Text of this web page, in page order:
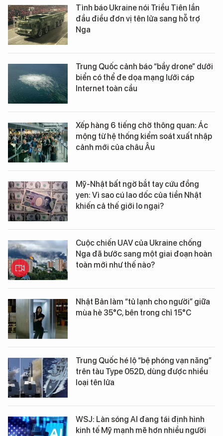
Tình báo Ukraine nói Triều Tiên lần
đầu điều đơn vị tên lửa sang hỗ trợ
Nga
Trung Quốc cảnh báo “bầy drone” dưới
biển có thể đe dọa mạng lưới cáp
Internet toàn cầu
Xếp hàng 6 tiếng chờ thông quan: Ác
mộng từ hệ thống kiểm soát xuất nhập
cảnh mới của châu Âu
Mỹ-Nhật bất ngờ bắt tay cứu đồng
yen: Vì sao cú lao dốc của tiền Nhật
khiến cả thế giới lo ngại?
Cuộc chiến UAV của Ukraine chống
Nga đã bước sang một giai đoạn hoàn
toàn mới như thế nào?
Nhật Bản làm “tủ lạnh cho người” giữa
mùa hè 35°C, bên trong chỉ 15°C
Trung Quốc hé lộ “bệ phóng vạn năng”
trên tàu Type 052D, dùng được nhiều
loại tên lửa
WSJ: Làn sóng AI đang tái định hình
kinh tế Mỹ mạnh mẽ hơn nhiều người